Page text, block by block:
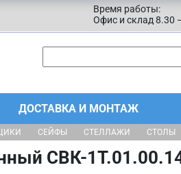
Время работы:
Офис и склад 8.30
ДОСТАВКА И МОНТАЖ
СЕЙФЫ СТЕЛЛАЖИ СТОЛЫ
СВК-